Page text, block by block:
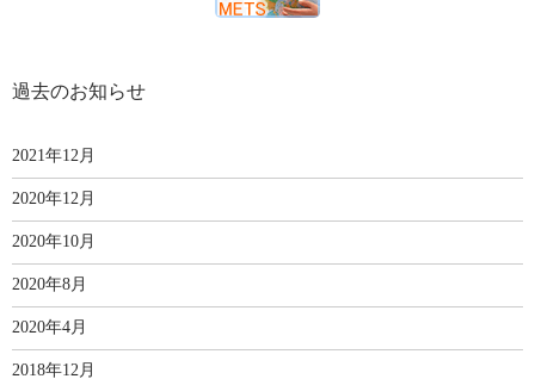
過去のお知らせ
2021年12月
2020年12月
2020年10月
2020年8月
2020年4月
2018年12月